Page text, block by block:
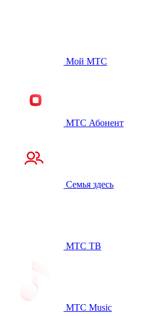
Мой МТС
МТС Абонент
Семья здесь
МТС ТВ
МТС Music